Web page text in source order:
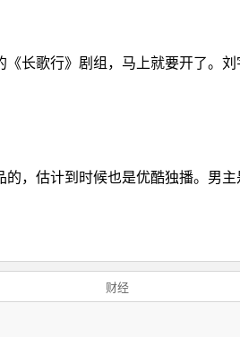
长歌行》剧组，马上就要开了。
，估计到时候也是优酷独播。男主
财经